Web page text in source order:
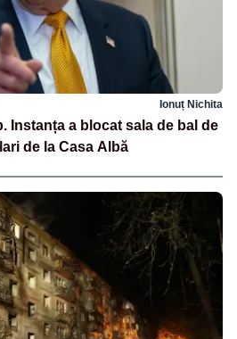
Ionuț Nichita
Instanța a blocat sala de bal de
de la Casa Albă